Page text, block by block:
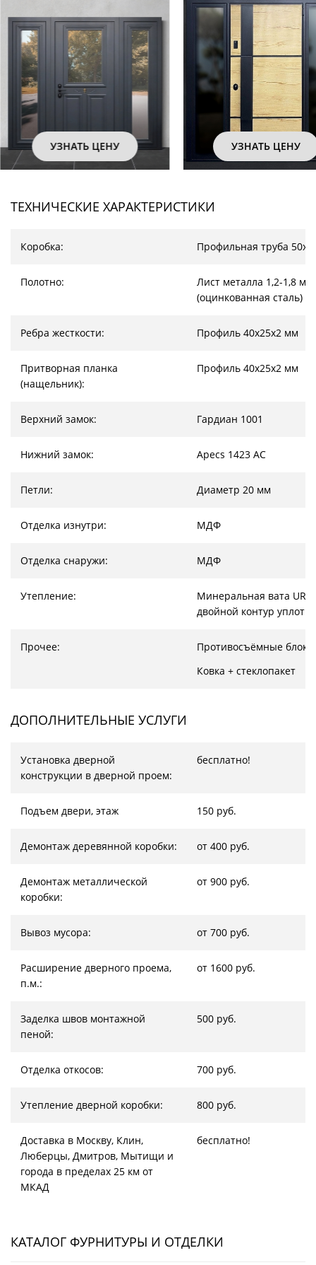
УЗНАТЬ ЦЕНУ УЗНАТЬ ЦЕНУ
ТЕХНИЧЕСКИЕ ХАРАКТЕРИСТИКИ
Коробка: Профильная труба
Полотно:
Лист металла 1,2-1,8 мм
(оцинкованная сталь)
Ребра жесткости: Профиль 40х25х2 мм
Притворная планка
(нащельник):
Профиль 40х25х2 мм
Верхний замок: Гардиан 1001
Нижний замок: Apecs 1423 AC
Петли: Диаметр 20 мм
Отделка изнутри: МДФ
Отделка снаружи: МДФ
Утепление:
Минеральная вата
двойной контур
Прочее:
Противосъёмные
Ковка + стеклопакет
ДОПОЛНИТЕЛЬНЫЕ УСЛУГИ
Установка дверной
конструкции в дверной проем:
бесплатно!
Подъем двери, этаж 150 руб.
Демонтаж деревянной коробки: от 400 руб.
Демонтаж металлической
коробки:
от 900 руб.
Вывоз мусора: от 700 руб.
Расширение дверного проема,
п.м.:
от 1600 руб.
Заделка швов монтажной
пеной:
500 руб.
Отделка откосов: 700 руб.
Утепление дверной коробки: 800 руб.
Доставка в Москву, Клин,
Люберцы, Дмитров, Мытищи и
города в пределах 25 км от
МКАД
бесплатно!
КАТАЛОГ ФУРНИТУРЫ И ОТДЕЛКИ